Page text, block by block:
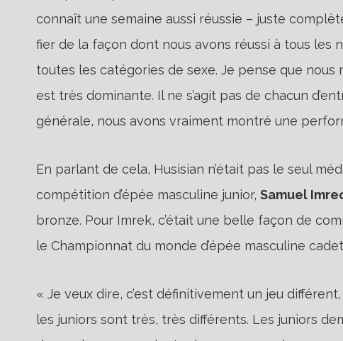
connaît une semaine aussi réussie – juste
fier de la façon dont nous avons réussi à tous les
toutes les catégories de sexe. Je pense que
est très dominante. Il ne s’agit pas de chacun
générale, nous avons vraiment montré une
En parlant de cela, Husisian n’était pas le seul
compétition d’épée masculine junior, Samuel
bronze. Pour Imrek, c’était une belle façon de
le Championnat du monde d’épée masculine
« Je veux dire, c’est définitivement un jeu
les juniors sont très, très différents. Les juniors